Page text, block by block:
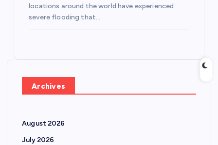
locations around the world have experienced
severe flooding that…
Archives
August 2026
July 2026